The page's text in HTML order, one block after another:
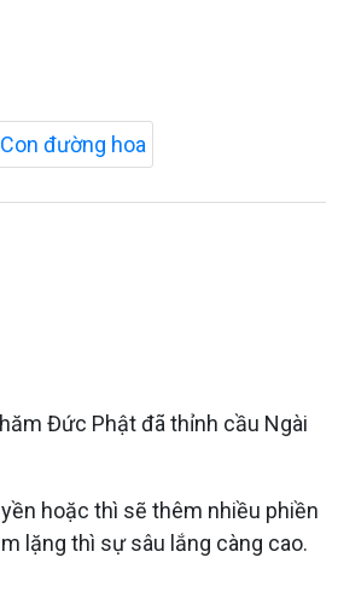
Con đường hoa
Đức Phật đã thỉnh cầu Ngài
hoặc thì sẽ thêm nhiều phiền
lặng thì sự sâu lắng càng cao.